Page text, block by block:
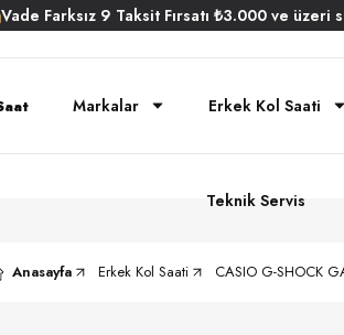
Vade Farksız 9 Taksit Fırsatı ₺3.000 ve üzeri
Markalar Erkek Kol Saati
Teknik Servis
Anasayfa Erkek Kol Saati CASIO G-SHOCK